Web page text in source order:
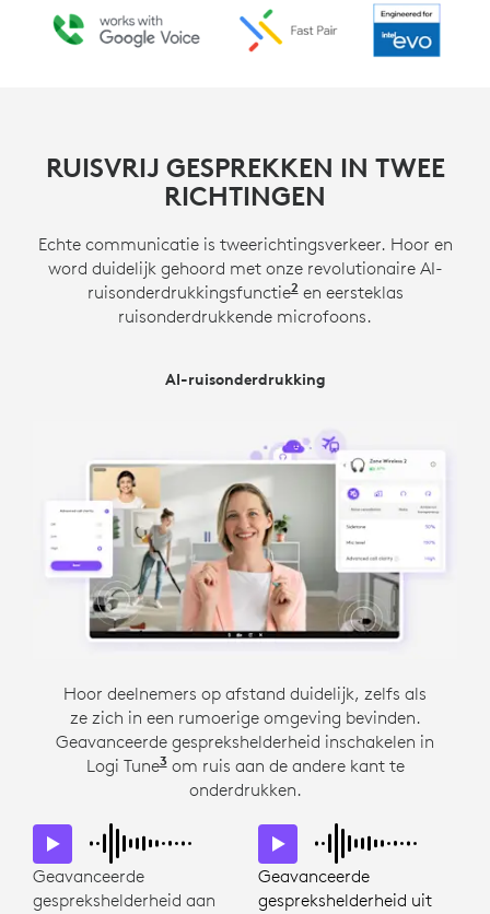
AI-ruisonderdrukking
Hoor deelnemers op afstand duidelijk, zelfs als
ze zich in een rumoerige omgeving bevinden.
Geavanceerde gesprekshelderheid inschakelen in
Logi Tune3Logi Tune is niet beschikbaar voor
om ruis aan de andere kant te
onderdrukken.
Geavanceerde
gesprekshelderheid aan
Geavanceerde
gesprekshelderheid uit
SUPERIEURE RUISONDERDRUKKENDE MICROFOONS
Laat belangrijke gesprekken niet verstoren door
lawaai. Vier ruisonderdrukkende microfoons
onderdrukken het geluid van gesprekken in de
buurt, HVAC of blaffende honden.
RUISVRIJ GESPREKKEN IN TWEE
RICHTINGEN
Echte communicatie is tweerichtingsverkeer. Hoor en
word duidelijk gehoord met onze revolutionaire AI-
ruisonderdrukkingsfunctie2Schakel
en eersteklas
ruisonderdrukkende microfoons.